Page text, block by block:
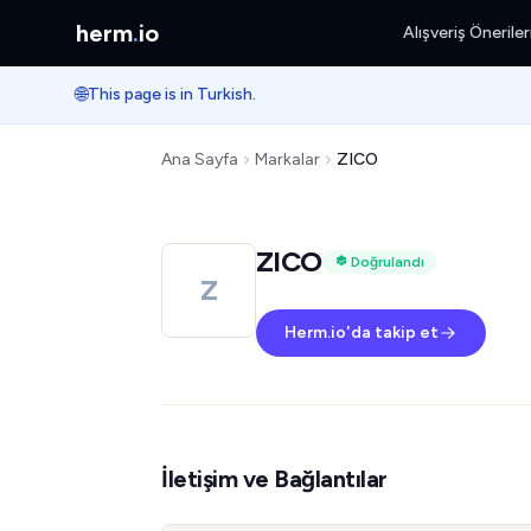
herm.io Alışveriş Önerileri
🌐This page is in Turkish.
Ana Sayfa Markalar ZICO
Z
ZICO Doğrulandı
Herm.io'da takip et
İletişim ve Bağlantılar